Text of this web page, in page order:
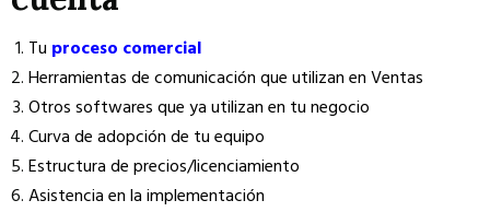
Tu proceso comercial
Herramientas de comunicación que utilizan en Ventas
Otros softwares que ya utilizan en tu negocio
Curva de adopción de tu equipo
Estructura de precios/licenciamiento
Asistencia en la implementación